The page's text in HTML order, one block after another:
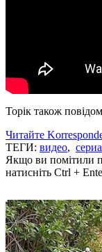
Торік також
Читайте
ТЕГИ: видео,
Якщо ви помітили
натисніть Ctrl +